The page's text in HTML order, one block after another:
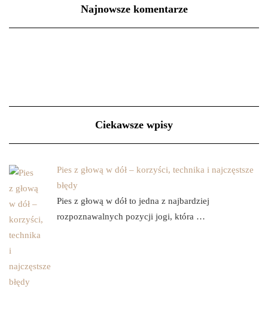
Najnowsze komentarze
Ciekawsze wpisy
Pies z głową w dół – korzyści, technika i najczęstsze
błędy
Pies z głową w dół to jedna z najbardziej
rozpoznawalnych pozycji jogi, która …